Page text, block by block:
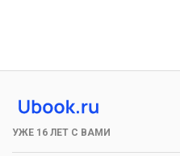
УЖЕ 16 ЛЕТ С ВАМИ